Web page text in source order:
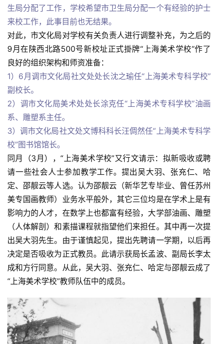
生局分配了工作，学校希望市卫生局分配一个有经验的护士
来校工作，此事目前也无结果。
对此，市文化局对学校有关负责人进行调整补充，为之后的
9月在陕西北路500号新校址正式掛牌“上海美术学校”作了
良好的组织架构和师资准备：
1）6月调市文化局社文处处长沈之瑜任“上海美术专科学校”
副校长。
2）调市文化局美术处处长涂克任“上海美术专科学校”油画
系、雕塑系主任。
3）调市文化局社文处文博科科长汪倜然任“上海美术专科学
校”图书馆馆长。
同月（3月），“上海美术学校”又行文请示：拟新吸收或聘
请一些社会人士参加教学工作。提出吴大羽、张充仁、哈
定、邵靓云等人选。认为邵靓云（新华艺专毕业、曾任苏州
美专国画教师）业务水平般外，其它三位均是在学术上是有
影响力的人才，在数学上也都富有经验，大学部油画、雕塑
（人体解剖）和素描课程就指望他们来担任。其中再一次提
出吴大羽先生。由于谨慎起见，提出先聘请一学期，以后再
决定是否吸收为正式教员。此请示获局长孟波、副局长李太
成和方行同意。从此，吴大羽、张充仁、哈定与邵靓云成了
“上海美术学校”教师队伍中的成员。